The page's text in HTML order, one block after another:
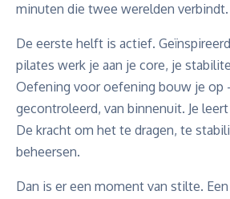
minuten die twee werelden verbindt.
De eerste helft is actief.
pilates werk je aan je core, je
Oefening voor oefening bouw je
gecontroleerd, van binnenuit. Je
De kracht om het te dragen, te
beheersen.
Dan is er een moment van stilte.